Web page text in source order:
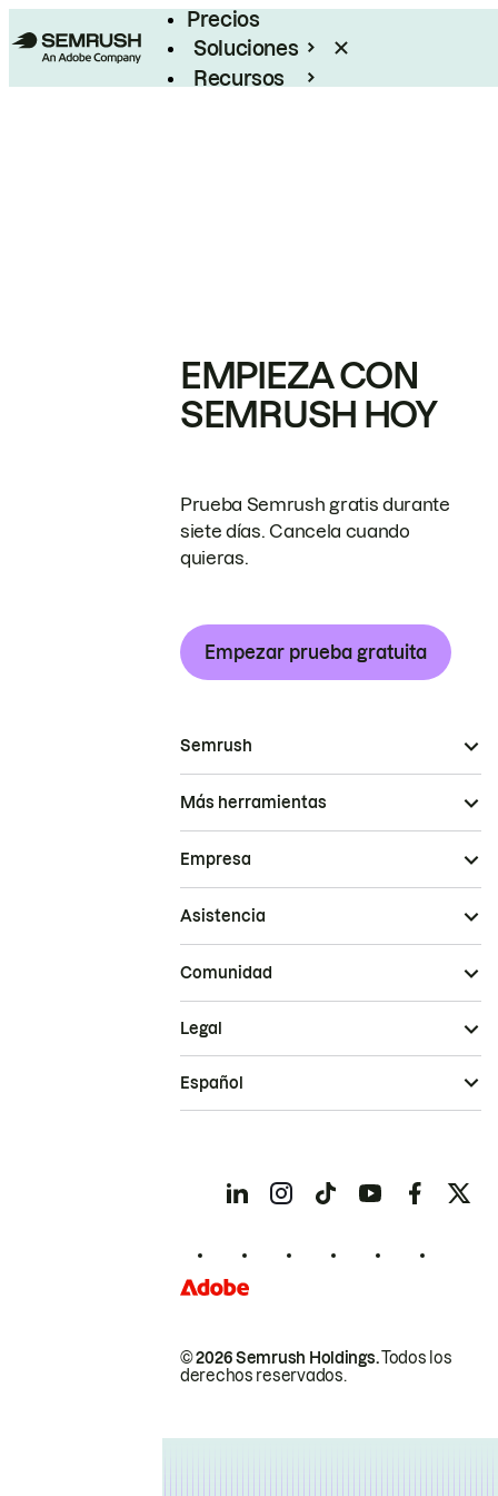
Precios
Soluciones
Recursos
EMPIEZA CON
SEMRUSH HOY
Prueba Semrush gratis durante
siete días. Cancela cuando
quieras.
Empezar prueba gratuita
Semrush
Más herramientas
Empresa
Asistencia
Comunidad
© 2026 Semrush Holdings.Todos los
derechos reservados.
Legal
Español